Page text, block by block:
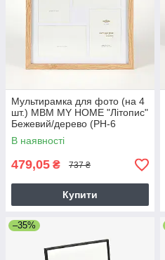
Мультирамка для фото (на 4
шт.) МВМ MY HOME "Літопис"
Бежевий/дерево (PH-6
BEIGE/WOOD)
В наявності
479,05 ₴ 737 ₴
Купити
–35%